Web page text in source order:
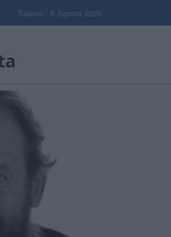
Sabato , 8 Agosto 2026